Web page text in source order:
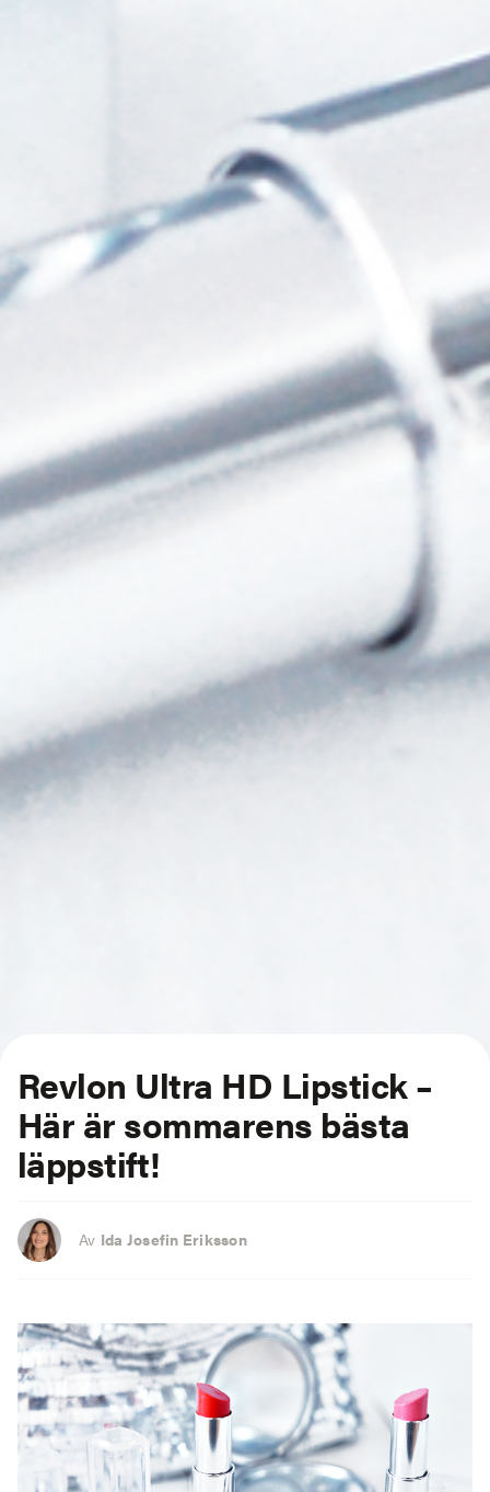
Revlon Ultra HD Lipstick –
Här är sommarens bästa
läppstift!
Av Ida Josefin Eriksson